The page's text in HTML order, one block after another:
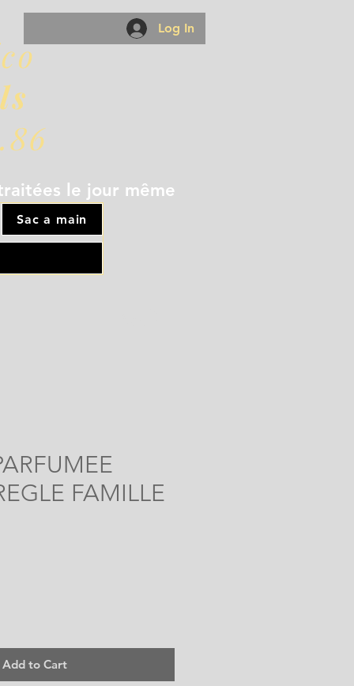
Log In
le jour même
Sac a main
FAMILLE
Add to Cart